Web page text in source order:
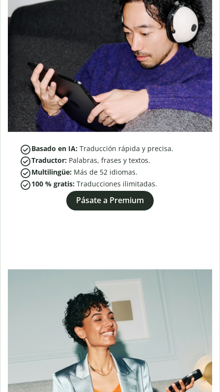
Basado en IA: Traducción rápida y precisa.
Traductor: Palabras, frases y textos.
Multilingüe: Más de 52 idiomas.
100 % gratis: Traducciones ilimitadas.
Pásate a Premium